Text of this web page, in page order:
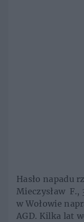
Hasło napadu
Mieczysław
w Wołowie
AGD. Kilka lat